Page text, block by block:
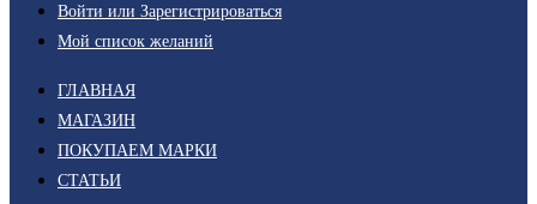
Войти или Зарегистрироваться
Мой список желаний
ГЛАВНАЯ
МАГАЗИН
ПОКУПАЕМ МАРКИ
СТАТЬИ